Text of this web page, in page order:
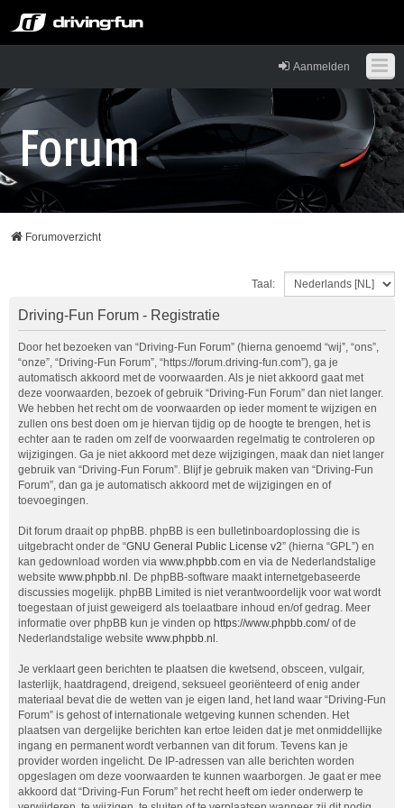
Aanmelden
Forumoverzicht
Taal:
Driving-Fun Forum - Registratie
Door het bezoeken van “Driving-Fun Forum” (hierna genoemd “wij”, “ons”,
“onze”, “Driving-Fun Forum”, “https://forum.driving-fun.com”), ga je
automatisch akkoord met de voorwaarden. Als je niet akkoord gaat met
deze voorwaarden, bezoek of gebruik “Driving-Fun Forum” dan niet langer.
We hebben het recht om de voorwaarden op ieder moment te wijzigen en
zullen ons best doen om je hiervan tijdig op de hoogte te brengen, het is
echter aan te raden om zelf de voorwaarden regelmatig te controleren op
wijzigingen. Ga je niet akkoord met deze wijzigingen, maak dan niet langer
gebruik van “Driving-Fun Forum”. Blijf je gebruik maken van “Driving-Fun
Forum”, dan ga je automatisch akkoord met de wijzigingen en of
toevoegingen.
Dit forum draait op phpBB. phpBB is een bulletinboardoplossing die is
uitgebracht onder de “GNU General Public License v2” (hierna “GPL”) en
kan gedownload worden via www.phpbb.com en via de Nederlandstalige
website www.phpbb.nl . De phpBB-software maakt internetgebaseerde
discussies mogelijk. phpBB Limited is niet verantwoordelijk voor wat wordt
toegestaan of juist geweigerd als toelaatbare inhoud en/of gedrag. Meer
informatie over phpBB kun je vinden op https://www.phpbb.com/of de
Nederlandstalige website www.phpbb.nl .
Je verklaart geen berichten te plaatsen die kwetsend, obsceen, vulgair,
lasterlijk, haatdragend, dreigend, seksueel georiënteerd of enig ander
materiaal bevat die de wetten van je eigen land, het land waar “Driving-Fun
Forum” is gehost of internationale wetgeving kunnen schenden. Het
plaatsen van dergelijke berichten kan ertoe leiden dat je met onmiddellijke
ingang en permanent wordt verbannen van dit forum. Tevens kan je
provider worden ingelicht. De IP-adressen van alle berichten worden
opgeslagen om deze voorwaarden te kunnen waarborgen. Je gaat er mee
akkoord dat “Driving-Fun Forum” het recht heeft om ieder onderwerp te